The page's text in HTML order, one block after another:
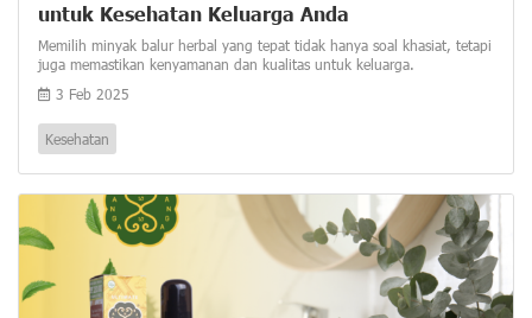
untuk Kesehatan Keluarga Anda
Memilih minyak balur herbal yang tepat tidak hanya soal khasiat, tetapi
juga memastikan kenyamanan dan kualitas untuk keluarga.
3 Feb 2025
Kesehatan